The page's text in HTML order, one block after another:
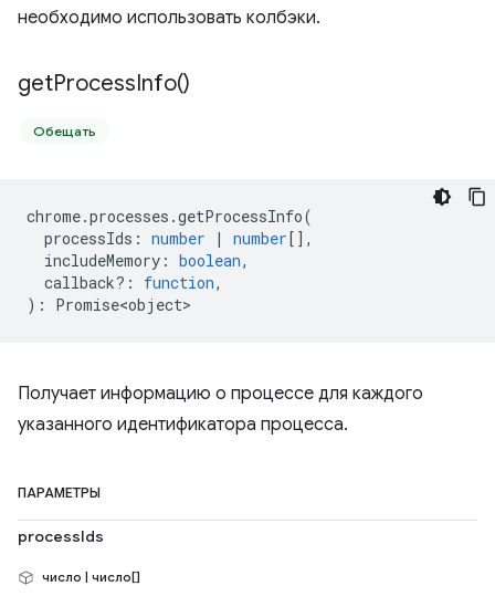
необходимо использовать колбэки.
getProcessInfo()
Обещать
chrome.processes .getProcessInfo(
processIds : number | number[],
includeMemory : boolean,
callback? : function,
) : Promise<object>
Получает информацию о процессе для каждого
указанного идентификатора процесса.
ПАРАМЕТРЫ
processIds
число | число[]